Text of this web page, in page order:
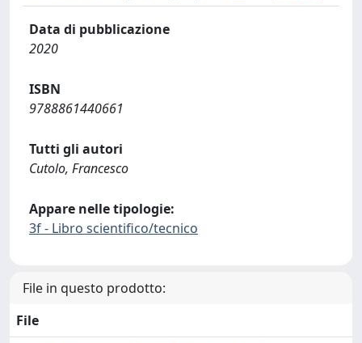
Data di pubblicazione
2020
ISBN
9788861440661
Tutti gli autori
Cutolo, Francesco
Appare nelle tipologie:
3f - Libro scientifico/tecnico
File in questo prodotto:
File